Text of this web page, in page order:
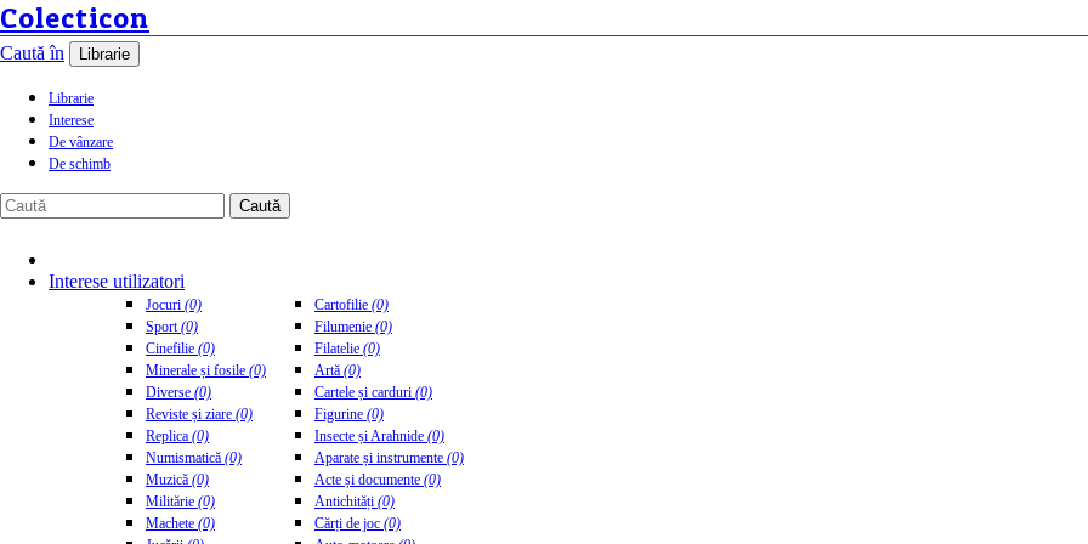
Colecticon
Caută în Librarie
Librarie
Interese
De vânzare
De schimb
Caută
Interese utilizatori
Jocuri (0)
Sport(0)
Cinefilie (0)
Minerale și fosile (0)
Diverse (0)
Reviste și ziare (0)
Replica (0)
Numismatică (0)
Muzică (0)
Militărie (0)
Machete (0)
Cartofilie (0)
Filumenie (0)
Filatelie (0)
Artă (0)
Cartele și carduri (0)
Figurine (0)
Insecte și Arahnide (0)
Aparate și instrumente (0)
Acte și documente (0)
Antichități (0)
Cărți de joc (0)